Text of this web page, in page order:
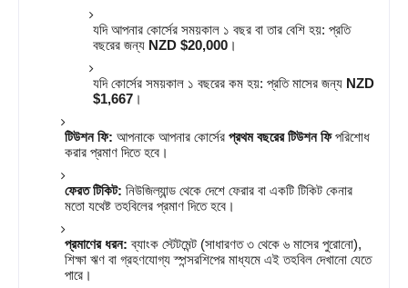
যদি আপনার কোর্সের সময়কাল ১ বছর বা তার বেশি হয়: প্রতি
বছরের জন্য NZD $20,000 ।
যদি কোর্সের সময়কাল ১ বছরের কম হয়: প্রতি মাসের জন্য NZD
$1,667 ।
টিউশন ফি: আপনাকে আপনার কোর্সের প্রথম বছরের টিউশন ফিপরিশোধ
করার প্রমাণ দিতে হবে।
ফেরত টিকিট: নিউজিল্যান্ড থেকে দেশে ফেরার বা একটি টিকিট কেনার
মতো যথেষ্ট তহবিলের প্রমাণ দিতে হবে।
প্রমাণের ধরন: ব্যাংক স্টেটমেন্ট (সাধারণত ৩ থেকে ৬ মাসের পুরোনো),
শিক্ষা ঋণ বা গ্রহণযোগ্য স্পন্সরশিপের মাধ্যমে এই তহবিল দেখানো যেতে
পারে।